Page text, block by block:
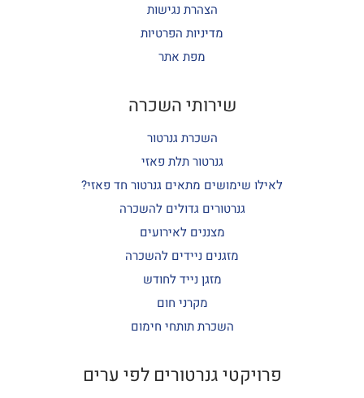
הצהרת נגישות
מדיניות הפרטיות
מפת אתר
שירותי השכרה
השכרת גנרטור
גנרטור תלת פאזי
לאילו שימושים מתאים גנרטור חד פאזי?
גנרטורים גדולים להשכרה
מצננים לאירועים
מזגנים ניידים להשכרה
מזגן נייד לחודש
מקרני חום
השכרת תותחי חימום
פרויקטי גנרטורים לפי ערים